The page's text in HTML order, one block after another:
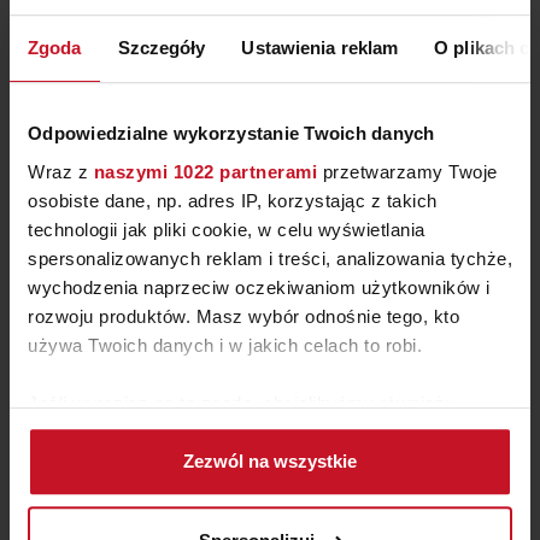
Zgoda Szczegóły Ustawienia reklam O plikach
Odpowiedzialne wykorzystanie Twoich danych
Wraz z naszymi 1022 partnerami przetwarzamy Twoje
osobiste dane, np. adres IP, korzystając z takich
technologii jak pliki cookie, w celu wyświetlania
spersonalizowanych reklam i treści, analizowania tychże,
wychodzenia naprzeciw oczekiwaniom użytkowników i
rozwoju produktów. Masz wybór odnośnie tego, kto
używa Twoich danych i w jakich celach to robi.
Jeśli wyrazisz na to zgodę, chcielibyśmy również:
Gromadzić dane dotyczące Twojej lokalizacji
geograficznej z dokładnością nawet do kilku metrów
Identyfikować Twoje urządzenie, aktywnie
Zezwól na wszystkie
LINE_01
ZAPYTAJ O CENĘ W SALONIE
ŁYŻKA CEDZAKOWA SCOOP
PLUS
ZAPYTAJ O CENĘ W SALONIE